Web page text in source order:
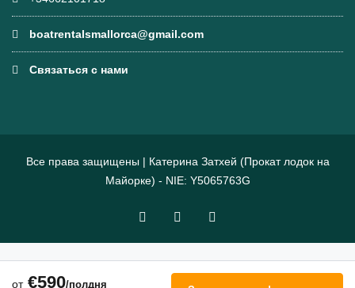
от€590/полдня
boatrentalsmallorca@gmail.com
Связаться с нами
Все права защищены | Катерина Затхей (Прокат лодок на
Майорке) - NIE: Y5065763G